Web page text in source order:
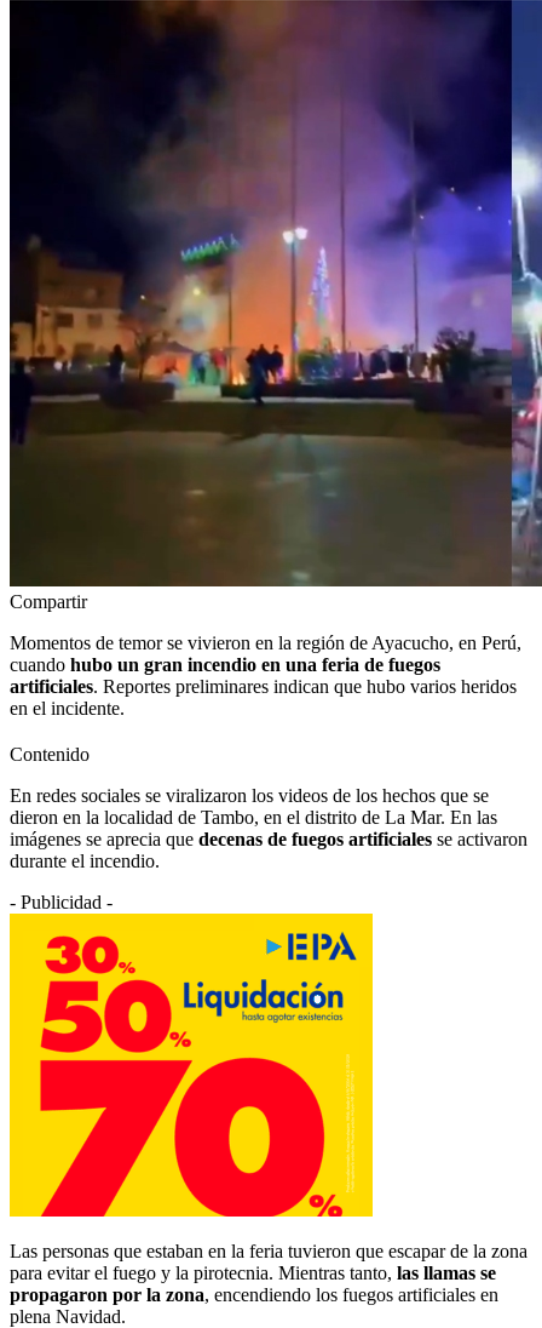
Compartir
Momentos de temor se vivieron en la región de Ayacucho, en Perú,
cuando hubo un gran incendio en una feria de fuegos
artificiales. Reportes preliminares indican que hubo varios heridos
en el incidente.
Contenido
En redes sociales se viralizaron los videos de los hechos que se
dieron en la localidad de Tambo, en el distrito de La Mar. En las
imágenes se aprecia que decenas de fuegos artificiales se activaron
durante el incendio.
- Publicidad -
Las personas que estaban en la feria tuvieron que escapar de la zona
para evitar el fuego y la pirotecnia. Mientras tanto, las llamas se
propagaron por la zona, encendiendo los fuegos artificiales en
plena Navidad.